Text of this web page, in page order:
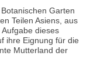
Garten
Teilen Asiens, aus
dieses
ihre Eignung für die
Mutterland der